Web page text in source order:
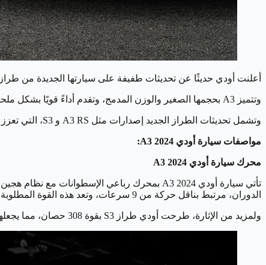
أعلنت أودي حديثًا عن تحديثات طفيفة على سيارتها الجديدة من طراز A3 لعام 2024، لتستمر السيارة في تقديم فئة مدمجة فاخرة تتنافس مع طرازات مثل الفئة الثانية من بي إم دبليو وفئة A من مرسيدس بنز.
وتتميز A3 بحجمها الصغير والوزن المدمج، وتقدم أداءً قويًا بشكل ملحوظ، ويأتي نظام الدفع الرباعي quattro الشهير من أودي مع A3، مما يضيف للسيارة تحكمًا أفضل في التسارع والمناورة السريعة.
وتشمل تحديثات الطراز الجديد إصدارات مثل A3 RS و S3، التي تعزز من تنوع الخيارات بين الفخامة والأداء العالي، هذه السيارات تعكس التزام أودي بتقديم تجربة قيادة شاملة تجمع بين الأداء الرياضي والفخامة.
مواصفات سيارة أودي A3 2024:
محرك سيارة أودي A3 2024
الدوران، مرتبط بناقل حركة من 9 سرعات، وتعد هذه القوة المطلوبة من سيارة بحجم أودي A3.
ولمزيد من الإثارة، طرحت أودي طراز S3 بقوة 308 حصان، مما يجعلها ذات قوة مفرطة.